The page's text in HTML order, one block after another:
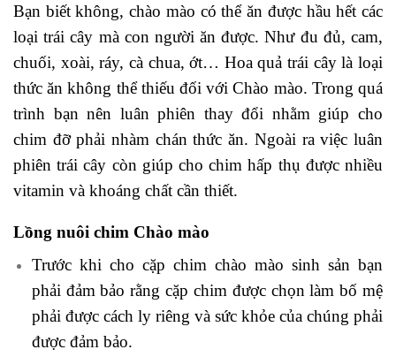
Bạn biết không, chào mào có thể ăn được hầu hết các
loại trái cây mà con người ăn được. Như đu đủ, cam,
chuối, xoài, ráy, cà chua, ớt… Hoa quả trái cây là loại
thức ăn không thể thiếu đối với Chào mào. Trong quá
trình bạn nên luân phiên thay đổi nhằm giúp cho
chim đỡ phải nhàm chán thức ăn. Ngoài ra việc luân
phiên trái cây còn giúp cho chim hấp thụ được nhiều
vitamin và khoáng chất cần thiết.
Lồng nuôi chim Chào mào
Trước khi cho cặp chim chào mào sinh sản bạn
phải đảm bảo rằng cặp chim được chọn làm bố mệ
phải được cách ly riêng và sức khỏe của chúng phải
được đảm bảo.